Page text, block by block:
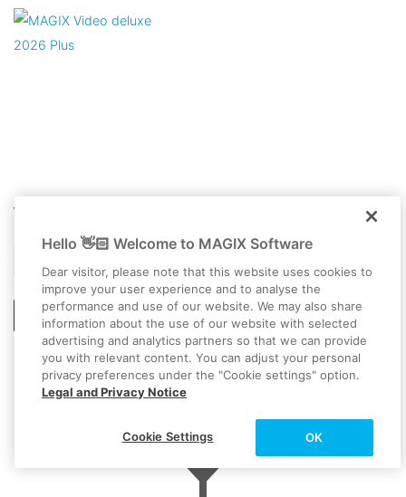
en la pista y selecciona la opción "Funciones de audio" >
imagen visual del material de audio y podrás ver dónde se
La imagen y el sonido suelen agruparse. Para poder cortar solo
la pista de audio, primero hay que deshacer la agrupación.
Haz clic en el icono Desagrupar de la barra de herramientas.
Ahora ya es posible recortar específicamente ruidos.
Si lo necesitas, puedes ampliar la imagen para ver
Video deluxe 2026 Plus
OTROS TEMAS DE INTERÉS
Hello 👋🏻 Welcome to MAGIX Software
Dear visitor, please note that this website uses cookies to
improve your user experience and to analyse the
performance and use of our website. We may also share
information about the use of our website with selected
advertising and analytics partners so that we can provide
you with relevant content. You can adjust your personal
privacy preferences under the "Cookie settings" option.
Legal and Privacy Notice
OK
Cookie Settings